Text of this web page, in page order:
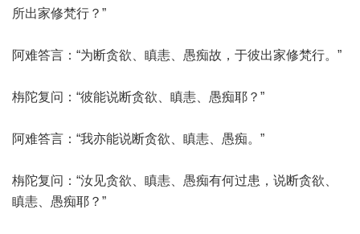
所出家修梵行？”
阿难答言：“为断贪欲、瞋恚、愚痴故，于彼出家修梵行。”
栴陀复问：“彼能说断贪欲、瞋恚、愚痴耶？”
阿难答言：“我亦能说断贪欲、瞋恚、愚痴。”
栴陀复问：“汝见贪欲、瞋恚、愚痴有何过患，说断贪欲、
瞋恚、愚痴耶？”